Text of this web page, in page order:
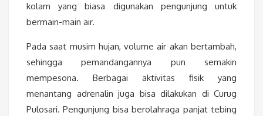
kolam yang biasa digunakan pengunjung untuk
bermain-main air.
Pada saat musim hujan, volume air akan bertambah,
sehingga pemandangannya pun semakin
mempesona. Berbagai aktivitas fisik yang
menantang adrenalin juga bisa dilakukan di Curug
Pulosari. Pengunjung bisa berolahraga panjat tebing